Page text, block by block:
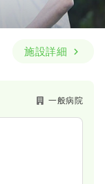
施設詳細
一般病院